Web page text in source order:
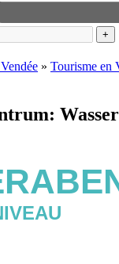
+
» Tourisme en